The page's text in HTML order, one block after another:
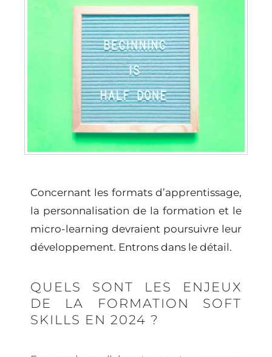
Concernant les formats d’apprentissage,
la personnalisation de la formation et le
micro-learning devraient poursuivre leur
développement. Entrons dans le détail.
QUELS SONT LES ENJEUX
DE LA FORMATION SOFT
SKILLS EN 2024 ?